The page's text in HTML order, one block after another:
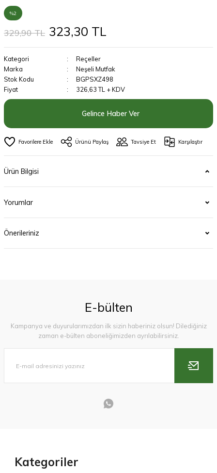
%2
329,90 TL 323,30 TL
Kategori
Reçeller
Marka
Neşeli Mutfak
Stok Kodu
BGPSXZ498
Fiyat
326,63 TL + KDV
Gelince Haber Ver
Ürünü Paylaş Tavsiye Et Karşılaştır
Ürün Bilgisi
Yorumlar
Önerileriniz
E-bülten
Kampanya ve duyurularımızdan ilk sizin haberiniz olsun! Dilediğiniz
zaman e-bülten aboneliğimizden ayrılabilirsiniz.
Kategoriler